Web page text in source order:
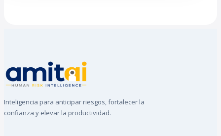
Inteligencia para anticipar riesgos, fortalecer la
confianza y elevar la productividad.